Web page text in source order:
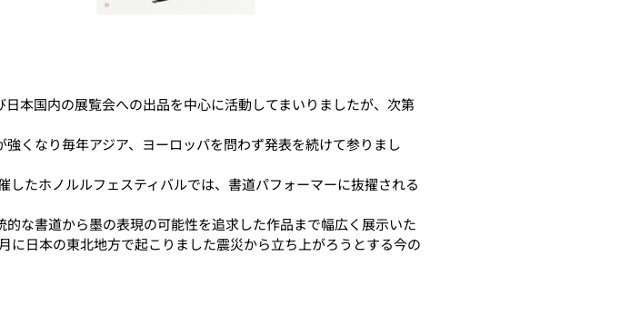
本国内の展覧会への出品を中心に活動してまいりましたが、次第
くなり毎年アジア、ヨーロッパを問わず発表を続けて参りまし
たホノルルフェスティバルでは、書道パフォーマーに抜擢される
な書道から墨の表現の可能性を追求した作品まで幅広く展示いた
に日本の東北地方で起こりました震災から立ち上がろうとする今の